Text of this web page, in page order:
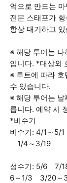
억으로 만드는
전문 스태프가
항상 대기하고
※ 해당 투어는
입니다. *대상외
※ 루트에 따라
수 있습니다.
※ 해당 투어는
릅니다. 예약 시
*비수기
비수기: 4/1～
1/4～3/19
성수기: 5/6 7/
6～1/3 3/20～